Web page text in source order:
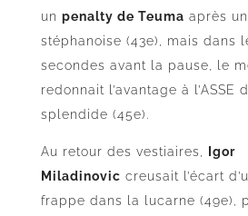
un penalty de Teuma après
stéphanoise (43e), mais dans
secondes avant la pause, le
redonnait l’avantage à l’ASSE
splendide (45e).
Au retour des vestiaires,
Igor
Miladinovic creusait l’écart
frappe dans la lucarne (49e),